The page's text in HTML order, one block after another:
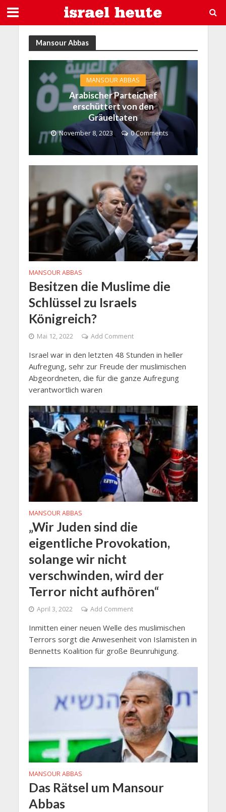
Mansour Abbas
MANSOUR ABBAS
Arabischer Parteichef
erschüttert von den
Gräueltaten
November 8, 2023 0 Comments
MANSOUR ABBAS
Besitzen die Muslime die
Schlüssel zu Israels
Königreich?
Mai 12, 2022 Add Comment
Israel war in den letzten 48 Stunden in heller
Aufregung, sehr zur Freude der muslimischen
Abgeordneten, die für die ganze Aufregung
verantwortlich waren
MANSOUR ABBAS
„Wir Juden sind die
eigentliche Provokation,
solange wir nicht
verschwinden, wird der
Terror nicht aufhören“
April 3, 2022 Add Comment
Inmitten einer neuen Welle des muslimischen
Terrors sorgt die Anwesenheit von Islamisten in
Bennetts Koalition für große Beunruhigung.
MANSOUR ABBAS
Das Rätsel um Mansour
Abbas